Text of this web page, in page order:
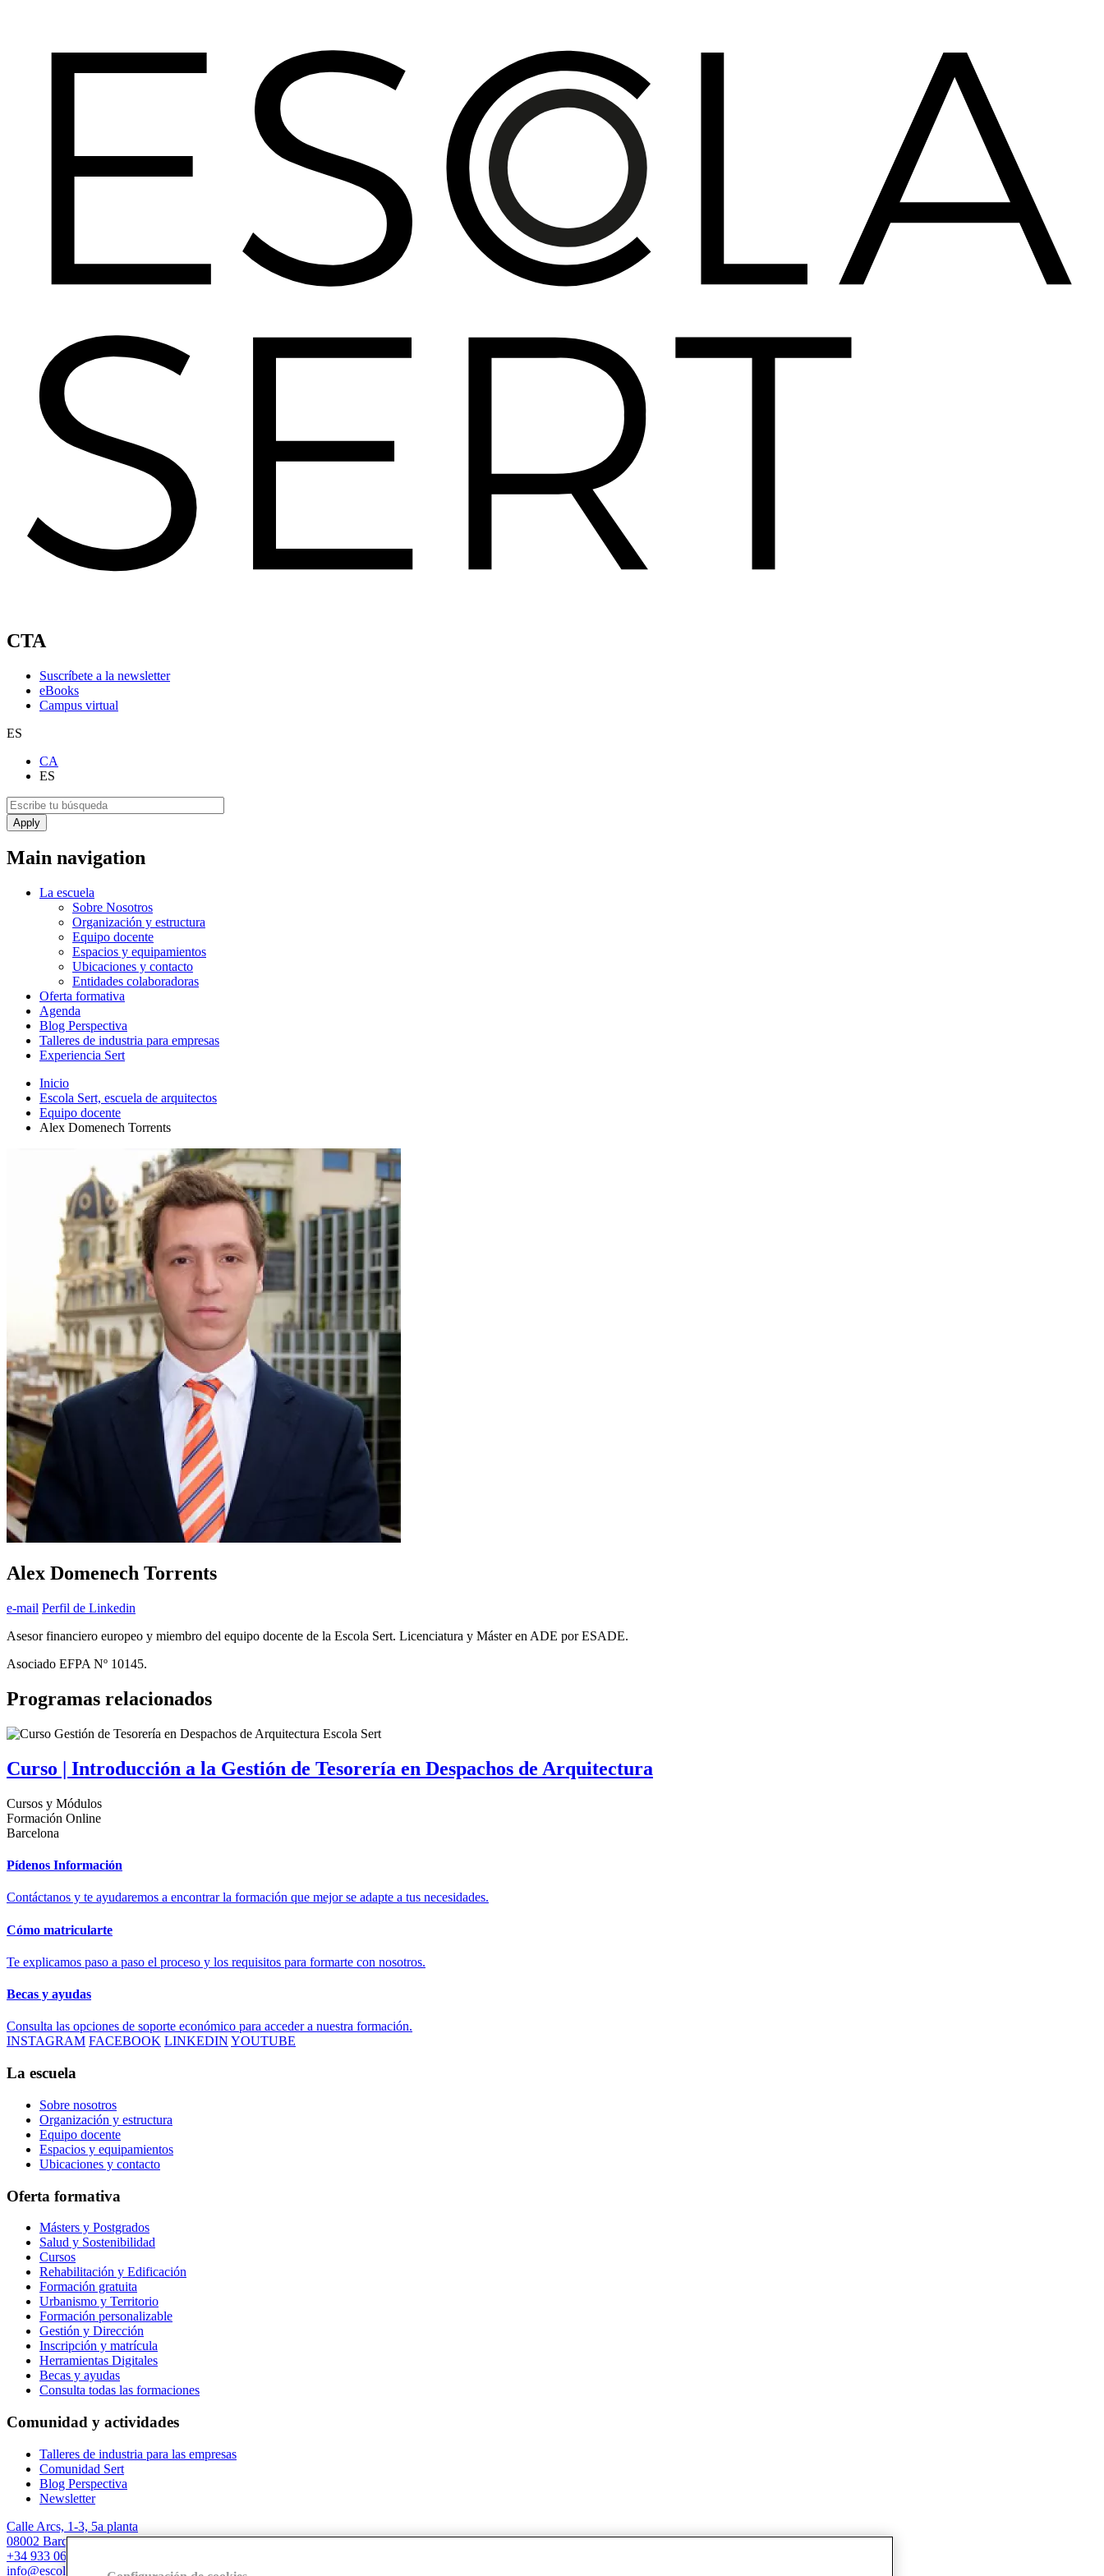
CTA
Suscríbete a la newsletter
eBooks
Campus virtual
ES
CA
ES
Main navigation
La escuela
Sobre Nosotros
Organización y estructura
Equipo docente
Espacios y equipamientos
Ubicaciones y contacto
Entidades colaboradoras
Oferta formativa
Agenda
Blog Perspectiva
Talleres de industria para empresas
Experiencia Sert
Inicio
Escola Sert, escuela de arquitectos
Equipo docente
Alex Domenech Torrents
Alex Domenech Torrents
e-mail Perfil de Linkedin
Asesor financiero europeo y miembro del equipo docente de la Escola Sert. Licenciatura y Máster en ADE por ESADE.
Asociado EFPA Nº 10145.
Programas relacionados
Curso | Introducción a la Gestión de Tesorería en Despachos de Arquitectura
Cursos y Módulos
Formación Online
Barcelona
Pídenos Información
Contáctanos y te ayudaremos a encontrar la formación que mejor se adapte a tus necesidades.
Cómo matricularte
Te explicamos paso a paso el proceso y los requisitos para formarte con nosotros.
Becas y ayudas
Consulta las opciones de soporte económico para acceder a nuestra formación.
INSTAGRAM FACEBOOK LINKEDIN YOUTUBE
La escuela
Sobre nosotros
Organización y estructura
Equipo docente
Espacios y equipamientos
Ubicaciones y contacto
Oferta formativa
Másters y Postgrados
Salud y Sostenibilidad
Cursos
Rehabilitación y Edificación
Formación gratuita
Urbanismo y Territorio
Formación personalizable
Gestión y Dirección
Inscripción y matrícula
Herramientas Digitales
Becas y ayudas
Consulta todas las formaciones
Comunidad y actividades
Talleres de industria para las empresas
Comunidad Sert
Blog Perspectiva
Newsletter
Calle Arcs, 1-3, 5a planta
08002 Barcelona
+34 933 067 844
info@escolasert.com